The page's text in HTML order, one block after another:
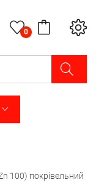
0
100) покрівельний